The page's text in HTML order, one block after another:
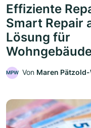
Effiziente
Smart Repair
Lösung für
MPW Von Maren